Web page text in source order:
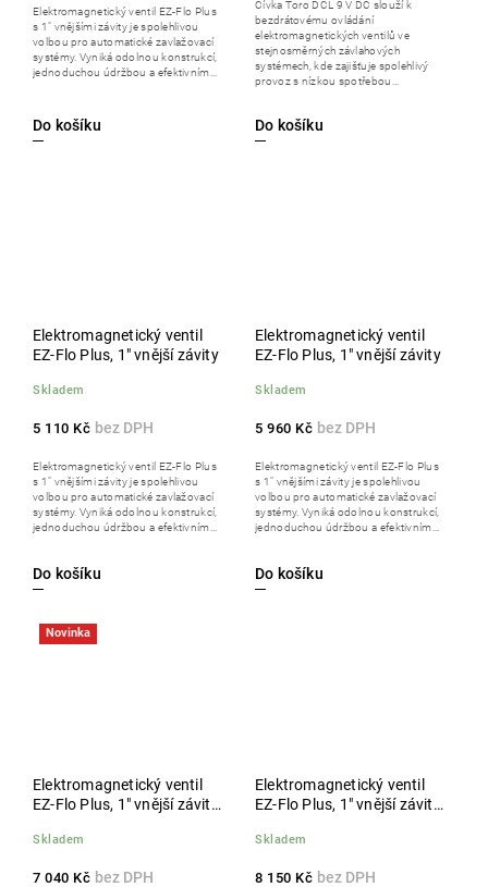
Do košíku
Elektromagnetický ventil EZ-Flo Plus
s 1" vnějšími závity je spolehlivou
volbou pro automatické zavlažovací
systémy. Vyniká odolnou konstrukcí,
jednoduchou údržbou a efektivním...
Do košíku
Cívka Toro DCL 9 V DC slouží k
bezdrátovému ovládání
elektromagnetických ventilů ve
stejnosměrných závlahových
systémech, kde zajišťuje spolehlivý
provoz s nízkou spotřebou...
Elektromagnetický ventil
EZ-Flo Plus, 1" vnější závity
Skladem
5 110 Kč
Do košíku
Elektromagnetický ventil EZ-Flo Plus
s 1" vnějšími závity je spolehlivou
volbou pro automatické zavlažovací
systémy. Vyniká odolnou konstrukcí,
jednoduchou údržbou a efektivním...
Elektromagnetický ventil
EZ-Flo Plus, 1" vnější závity
Skladem
5 960 Kč
Do košíku
Elektromagnetický ventil EZ-Flo Plus
s 1" vnějšími závity je spolehlivou
volbou pro automatické zavlažovací
systémy. Vyniká odolnou konstrukcí,
jednoduchou údržbou a efektivním...
Novinka
Elektromagnetický ventil
EZ-Flo Plus, 1" vnější závit,
průtoku, balení 10 ks
Skladem
7 040 Kč
Elektromagnetický ventil
EZ-Flo Plus, 1" vnější závity,
Skladem
8 150 Kč